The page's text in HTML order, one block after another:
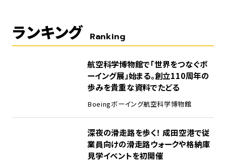
ランキング Ranking
航空科学博物館で「世界をつなぐボ
ーイング展」始まる。創立110周年の
歩みを貴重な資料でたどる
Boeingボーイング航空科学博物館
深夜の滑走路を歩く！ 成田空港で従
業員向けの滑走路ウォークや格納庫
見学イベントを初開催